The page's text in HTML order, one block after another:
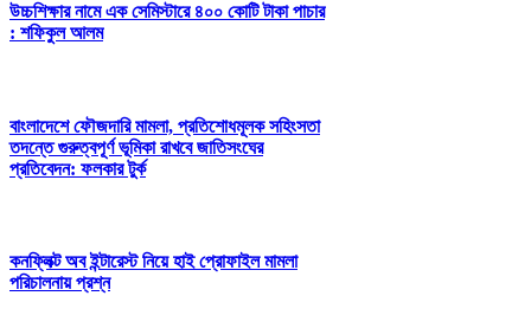
উচ্চশিক্ষার নামে এক সেমিস্টারে ৪০০ কোটি টাকা পাচার
: শফিকুল আলম
বাংলাদেশে ফৌজদারি মামলা, প্রতিশোধমূলক সহিংসতা
তদন্তে গুরুত্বপূর্ণ ভূমিকা রাখবে জাতিসংঘের
প্রতিবেদন: ফলকার টুর্ক
কনফ্লিক্ট অব ইন্টারেস্ট নিয়ে হাই প্রোফাইল মামলা
পরিচালনায় প্রশ্ন